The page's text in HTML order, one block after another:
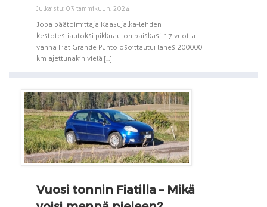
Julkaistu: 03 tammikuun, 2024
Jopa päätoimittaja Kaasujalka-lehden
kestotestiautoksi pikkuauton paiskasi. 17 vuotta
vanha Fiat Grande Punto osoittautui lähes 200 000
km ajettunakin vielä [...]
Vuosi tonnin Fiatilla – Mikä